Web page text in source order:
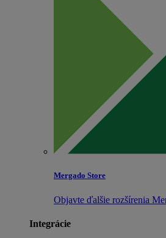
Mergado Store
Objavte ďalšie rozšírenia
Integrácie